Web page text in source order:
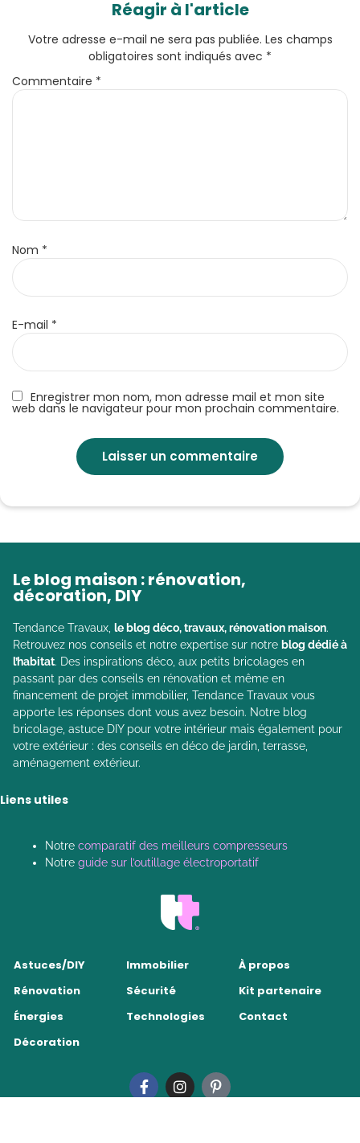
Réagir à l'article
Enregistrer mon nom, mon adresse mail et mon site
web dans le navigateur pour mon prochain commentaire.
Votre adresse e-mail ne sera pas publiée. Les champs
obligatoires sont indiqués avec *
Commentaire *
Nom *
E-mail *
Le blog maison : rénovation,
décoration, DIY
Tendance Travaux, le blog déco, travaux, rénovation maison.
Retrouvez nos conseils et notre expertise sur notre blog dédié à
l’habitat. Des inspirations déco, aux petits bricolages en
passant par des conseils en rénovation et même en
financement de projet immobilier, Tendance Travaux vous
apporte les réponses dont vous avez besoin. Notre blog
bricolage, astuce DIY pour votre intérieur mais également pour
votre extérieur : des conseils en déco de jardin, terrasse,
aménagement extérieur.
Liens utiles
Notre comparatif des meilleurs compresseurs
Notre guide sur l’outillage électroportatif
Astuces/DIY
Rénovation
Énergies
Décoration
Immobilier
Sécurité
Technologies
À propos
Kit partenaire
Contact